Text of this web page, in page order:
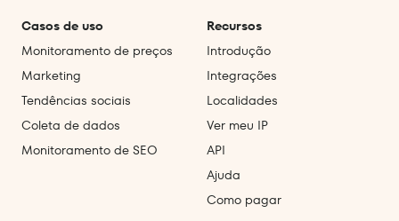
Casos de uso
Monitoramento de preços
Marketing
Tendências sociais
Coleta de dados
Monitoramento de SEO
Recursos
Introdução
Integrações
Localidades
Ver meu IP
API
Ajuda
Como pagar